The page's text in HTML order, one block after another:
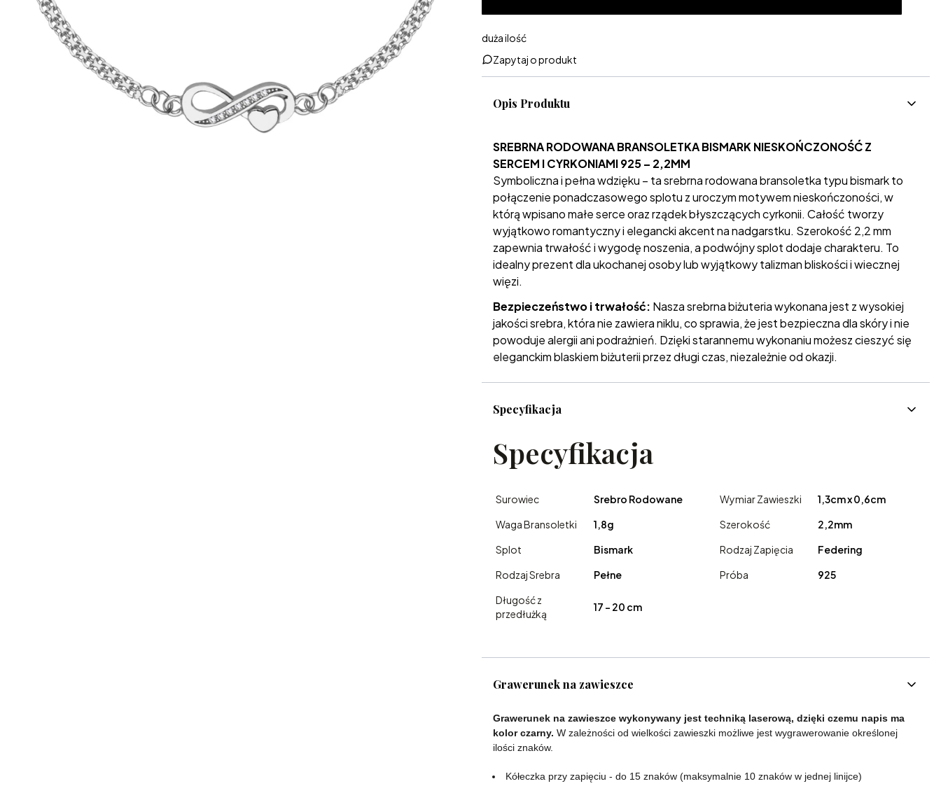
duża ilość
Zapytaj o produkt
Opis Produktu
SREBRNA RODOWANA BRANSOLETKA BISMARK NIESKOŃCZONOŚĆ Z
SERCEM I CYRKONIAMI 925 – 2,2MM
Symboliczna i pełna wdzięku – ta srebrna rodowana bransoletka typu bismark to
połączenie ponadczasowego splotu z uroczym motywem nieskończoności, w
którą wpisano małe serce oraz rządek błyszczących cyrkonii. Całość tworzy
wyjątkowo romantyczny i elegancki akcent na nadgarstku. Szerokość 2,2 mm
zapewnia trwałość i wygodę noszenia, a podwójny splot dodaje charakteru. To
idealny prezent dla ukochanej osoby lub wyjątkowy talizman bliskości i wiecznej
więzi.
Bezpieczeństwo i trwałość: Nasza srebrna biżuteria wykonana jest z wysokiej
jakości srebra, która nie zawiera niklu, co sprawia, że jest bezpieczna dla skóry i nie
powoduje alergii ani podrażnień. Dzięki starannemu wykonaniu możesz cieszyć się
eleganckim blaskiem biżuterii przez długi czas, niezależnie od okazji.
Specyfikacja
Specyfikacja
Surowiec Srebro Rodowane Wymiar Zawieszki
1,3cm x 0,6cm
Waga Bransoletki
1,8g Szerokość
2,2mm
Splot
Bismark Rodzaj Zapięcia
Federing
Rodzaj Srebra
Pełne Próba
925
Długość z
przedłużką
17 - 20 cm
Grawerunek na zawieszce
Grawerunek na zawieszce wykonywany jest techniką laserową, dzięki czemu napis ma
kolor czarny. W zależności od wielkości zawieszki możliwe jest wygrawerowanie określonej
ilości znaków.
Kółeczka przy zapięciu - do 15 znaków (maksymalnie 10 znaków w jednej linijce)